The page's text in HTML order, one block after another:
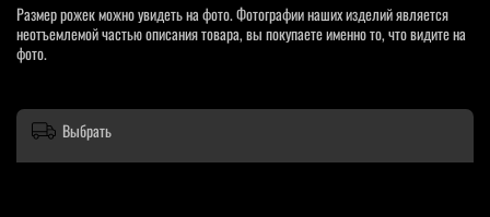
Размер рожек можно увидеть на фото. Фотографии наших изделий является
неотъемлемой частью описания товара, вы покупаете именно то, что видите на
фото.
Выбрать